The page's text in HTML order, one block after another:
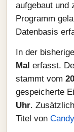
aufgebaut und
Programm
Datenbasis
In der
Mal erfasst.
stammt vom
gespeicherte
Uhr.
Titel von